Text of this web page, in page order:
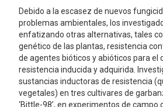
Debido a la escasez de nuevos
problemas ambientales, los
enfatizando otras alternativas, tales
genético de las plantas, resistencia
de agentes bióticos y abióticos para el
resistencia inducida y adquirida.
sustancias inductoras de resistencia
vegetales) en tres cultivares de
‘Bittle-98’, en experimentos de campo